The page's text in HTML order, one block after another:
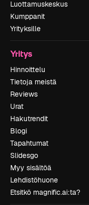
Luottamuskeskus
Kumppanit
Yrityksille
Yritys
Hinnoittelu
Tietoja meistä
Reviews
Urat
Hakutrendit
Blogi
Tapahtumat
Slidesgo
Myy sisältöä
Lehdistöhuone
Etsitkö magnific.ai:ta?